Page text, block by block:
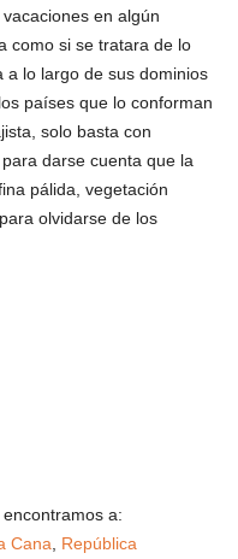
en algún
como si se tratara de lo
a lo largo de sus dominios
países que lo conforman
solo basta con
darse cuenta que la
pálida, vegetación
olvidarse de los
encontramos a:
Cana
República